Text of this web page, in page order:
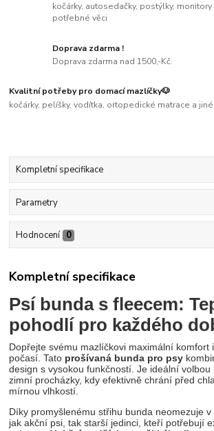
kočárky, autosedačky, postýlky,
potřebné věci
Doprava zdarma !
Doprava zdarma nad 1500,-Kč.
Kvalitní potřeby pro domací mazlíčky🐶
kočárky, pelíšky, vodítka, ortopedické matrace a jiné
Kompletní specifikace
Parametry
Hodnocení 0
Kompletní specifikace
Psí bunda s fleecem:
pohodlí pro každého
Dopřejte svému mazlíčkovi maximální komfort
počasí. Tato prošívaná bunda pro psy
design s vysokou funkčností. Je ideální volbou
zimní procházky, kdy efektivně chrání před
mírnou vlhkostí.
Díky promyšlenému střihu bunda neomezuje
jak akční psi, tak starší jedinci, kteří potřebují